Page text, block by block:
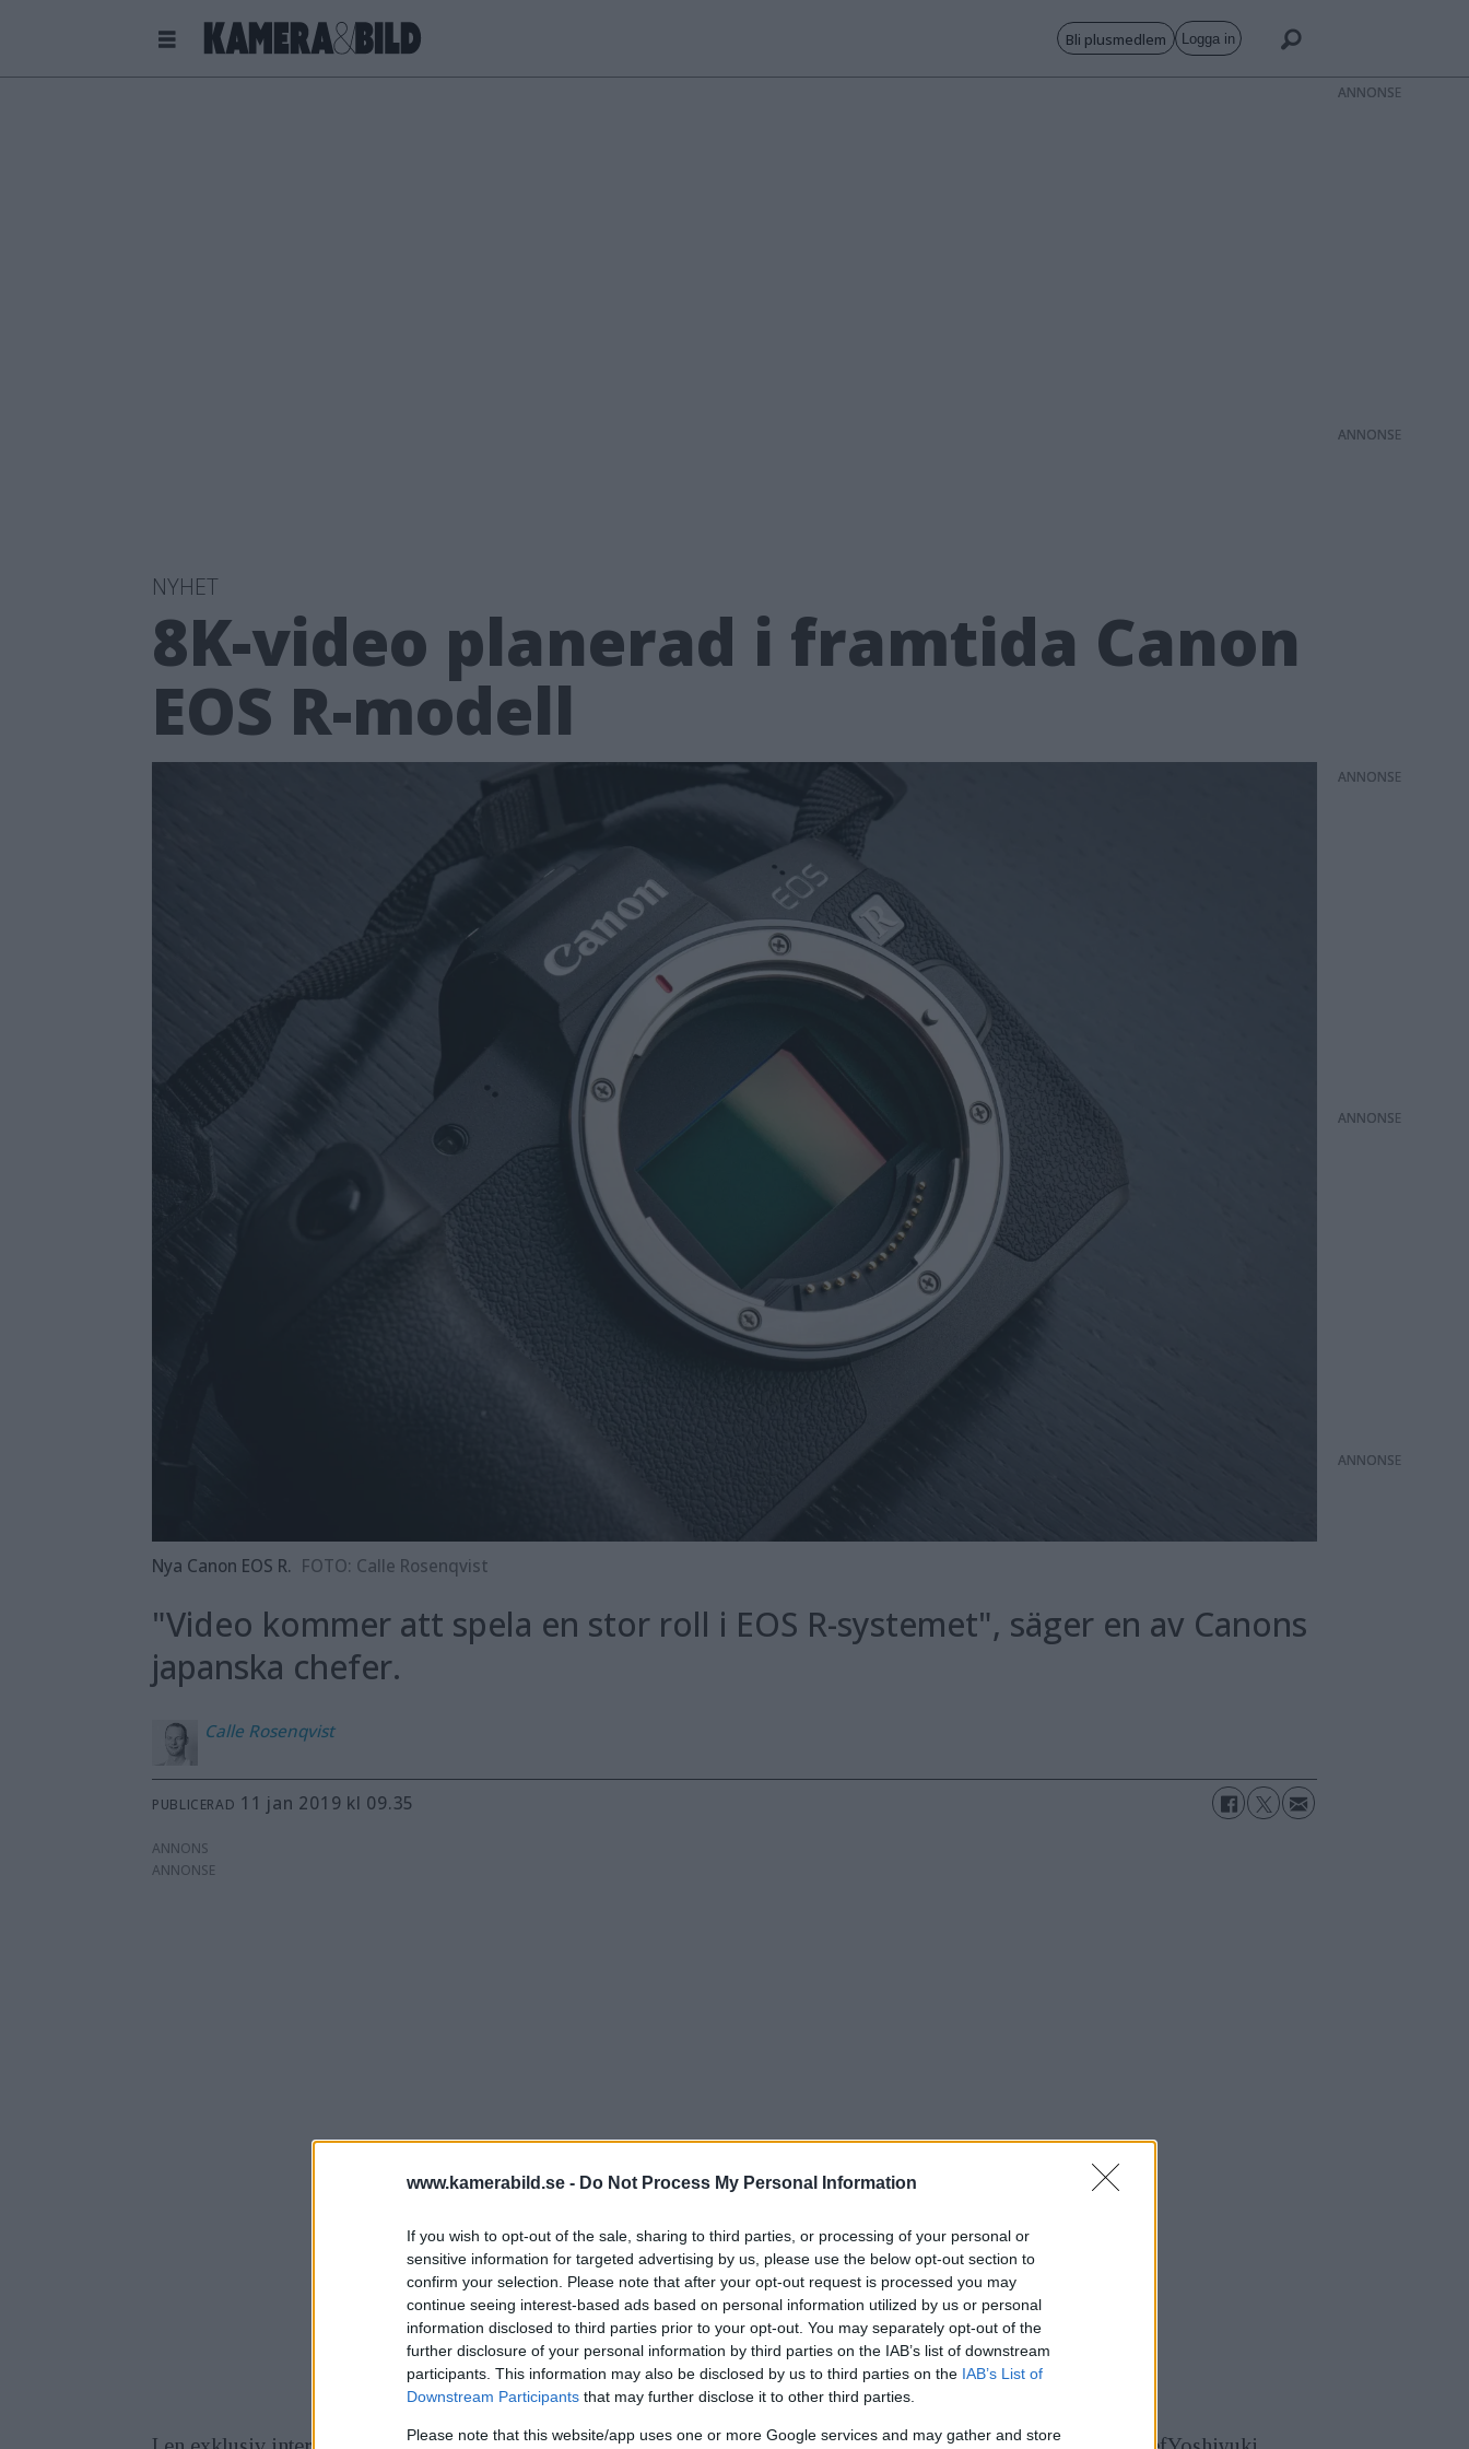
www.kamerabild.se - Do Not Process My Personal Information
If you wish to opt-out of the sale, sharing to third parties, or processing of your personal or
sensitive information for targeted advertising by us, please use the below opt-out section to
confirm your selection. Please note that after your opt-out request is processed you may
continue seeing interest-based ads based on personal information utilized by us or personal
information disclosed to third parties prior to your opt-out. You may separately opt-out of the
further disclosure of your personal information by third parties on the IAB’s list of downstream
participants. This information may also be disclosed by us to third parties on the IAB’s List of
Downstream Participants that may further disclose it to other third parties.
Please note that this website/app uses one or more Google services and may gather and store
Bli plusmedlem Logga in
NYHET
8K-video planerad i framtida Canon
EOS R-modell
Nya Canon EOS R. FOTO: Calle Rosenqvist
"Video kommer att spela en stor roll i EOS R-systemet", säger en av Canons
japanska chefer.
Calle Rosenqvist
PUBLICERAD 11 jan 2019 kl 09.35
ANNONS
ANNONS
ANNONS
ANNONS
ANNONS
ANNONS